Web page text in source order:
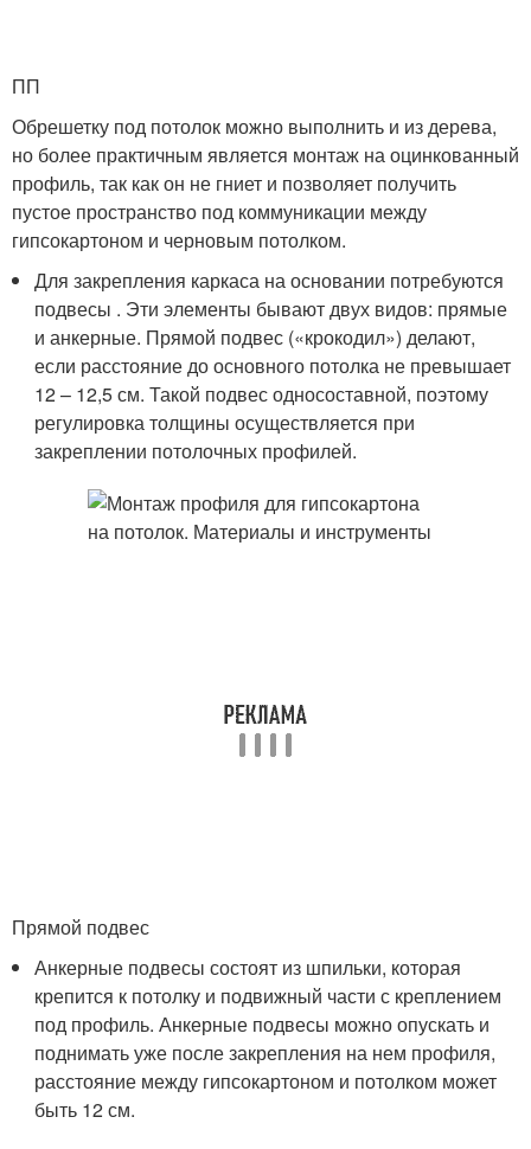
ПП
Обрешетку под потолок можно выполнить и из дерева,
но более практичным является монтаж на оцинкованный
профиль, так как он не гниет и позволяет получить
пустое пространство под коммуникации между
гипсокартоном и черновым потолком.
Для закрепления каркаса на основании потребуются
подвесы . Эти элементы бывают двух видов: прямые
и анкерные. Прямой подвес («крокодил») делают,
если расстояние до основного потолка не превышает
12 – 12,5 см. Такой подвес односоставной, поэтому
регулировка толщины осуществляется при
закреплении потолочных профилей.
Прямой подвес
Анкерные подвесы состоят из шпильки, которая
крепится к потолку и подвижный части с креплением
под профиль. Анкерные подвесы можно опускать и
поднимать уже после закрепления на нем профиля,
расстояние между гипсокартоном и потолком может
быть 12 см.